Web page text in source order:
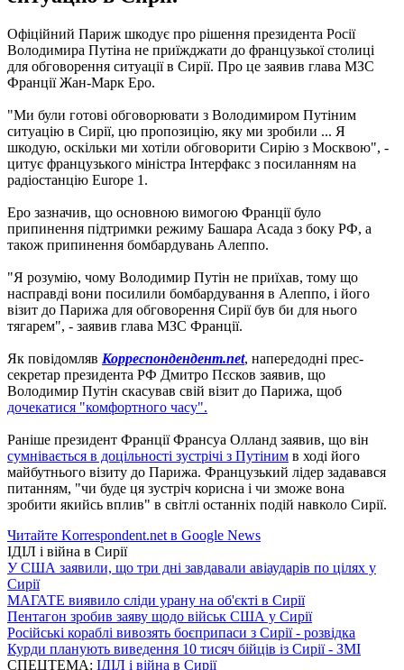
Офіційний Париж шкодує про рішення президента Росії
Володимира Путіна не приїжджати до французької столиці
для обговорення ситуації в Сирії. Про це заявив глава МЗС
Франції Жан-Марк Еро.
"Ми були готові обговорювати з Володимиром Путіним
ситуацію в Сирії, цю пропозицію, яку ми зробили ... Я
шкодую, оскільки ми хотіли обговорити Сирію з Москвою", -
цитує французького міністра Інтерфакс з посиланням на
радіостанцію Europe 1.
Еро зазначив, що основною вимогою Франції було
припинення підтримки режиму Башара Асада з боку РФ, а
також припинення бомбардувань Алеппо.
"Я розумію, чому Володимир Путін не приїхав, тому що
насправді вони посилили бомбардування в Алеппо, і його
візит до Парижа для обговорення Сирії був би для нього
тягарем", - заявив глава МЗС Франції.
Як повідомляв Корреспондендент.net, напередодні прес-
секретар президента РФ Дмитро Пєсков заявив, що
Володимир Путін скасував свій візит до Парижа, щоб
дочекатися "комфортного часу".
Раніше президент Франції Франсуа Олланд заявив, що він
сумнівається в доцільності зустрічі з Путіним в ході його
майбутнього візиту до Парижа. Французький лідер задавався
питанням, "чи буде ця зустріч корисна і чи зможе вона
зробити якийсь вплив" в світлі останніх подій навколо Сирії.
Читайте Korrespondent.net в Google News
ІДІЛ і війна в Сирії
У США заявили, що три дні завдавали авіаударів по цілях у
Сирії
МАГАТЕ виявило сліди урану на об'єкті в Сирії
Пентагон зробив заяву щодо військ США у Сирії
Російські кораблі вивозять боєприпаси з Сирії - розвідка
Курди планують виведення 10 тисяч бійців із Сирії - ЗМІ
СПЕЦТЕМА: ІДІЛ і війна в Сирії